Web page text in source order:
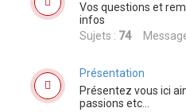
Vos questions et
infos
Sujets : 74
Présentation
Présentez vous ici
passions etc...